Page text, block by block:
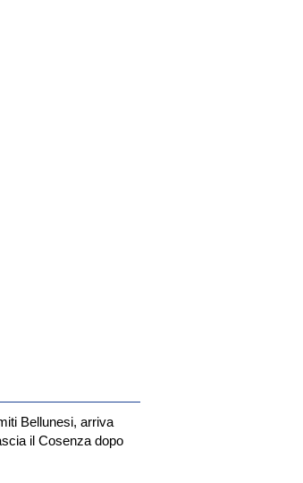
Bellunesi, arriva
il Cosenza dopo